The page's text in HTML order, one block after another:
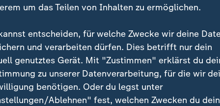
die Statistiken über Terrorismus in
Statistiken verdeutlicht, warum islamistische
Fokus der Behörden stand als anderer
geführte "Pirus-Datenbank" erfasst die
getöteten Extremisten in den USA.
um das Teilen von Inhalten zu ermöglichen.
entscheiden, für welche Zwecke wir deine
und verarbeiten dürfen. Dies betrifft nur dein
genutztes Gerät. Mit "Zustimmen" erklärst du
zu unserer Datenverarbeitung, für die wir
benötigen. Oder du legst unter
Ablehnen" fest, welchen Zwecken du